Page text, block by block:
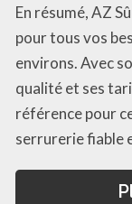
En résumé, AZ
pour tous vos
environs. Avec
qualité et ses
référence pour
serrurerie fiable